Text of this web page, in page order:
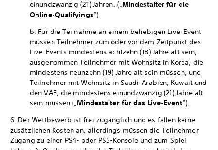
einundzwanzig (21) Jahren. („Mindestalter für die
Online-Qualifyings“).
b. Für die Teilnahme an einem beliebigen Live-Event
müssen Teilnehmer zum oder vor dem Zeitpunkt des
Live-Events mindestens achtzehn (18) Jahre alt sein,
ausgenommen Teilnehmer mit Wohnsitz in Korea, die
mindestens neunzehn (19) Jahre alt sein müssen, und
Teilnehmer mit Wohnsitz in Saudi-Arabien, Kuwait und
den VAE, die mindestens einundzwanzig (21) Jahre alt
sein müssen („Mindestalter für das Live-Event“).
6. Der Wettbewerb ist frei zugänglich und es fallen keine
zusätzlichen Kosten an, allerdings müssen die Teilnehmer
Zugang zu einer PS4- oder PS5-Konsole und zum Spiel